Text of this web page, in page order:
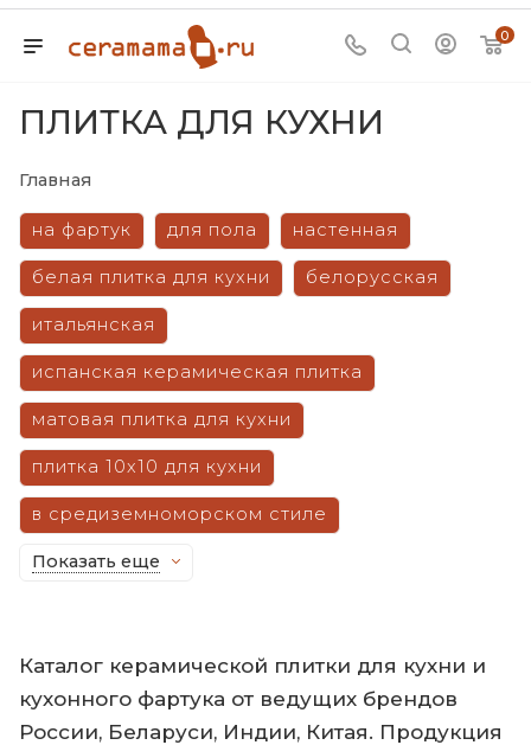
0
ПЛИТКА ДЛЯ КУХНИ
Главная
на фартук для пола настенная
белая плитка для кухни белорусская
итальянская
испанская керамическая плитка
матовая плитка для кухни
плитка 10х10 для кухни
в средиземноморском стиле
Показать еще
Каталог керамической плитки для кухни и
кухонного фартука от ведущих брендов
России, Беларуси, Индии, Китая. Продукция